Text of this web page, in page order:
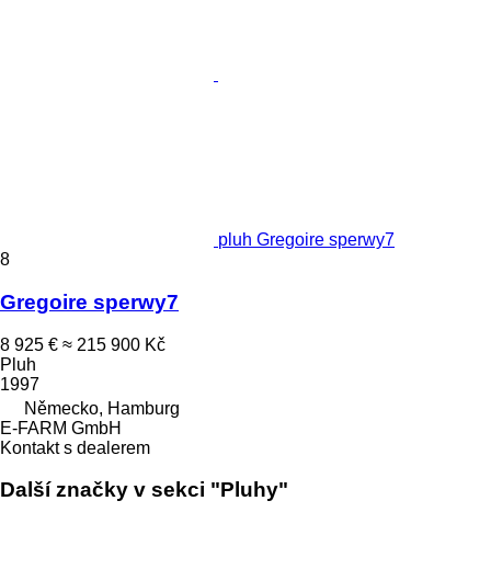
pluh Gregoire sperwy7
8
Gregoire sperwy7
8 925 € ≈ 215 900 Kč
Pluh
1997
Německo, Hamburg
E-FARM GmbH
Kontakt s dealerem
Další značky v sekci "Pluhy"